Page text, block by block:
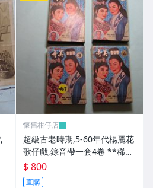
懷舊柑仔店
超級古老時期,5-60年代楊麗花
歌仔戲,錄音帶一套4卷 **稀少
品
$ 800
直購